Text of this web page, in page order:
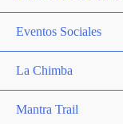
Eventos Sociales
La Chimba
Mantra Trail